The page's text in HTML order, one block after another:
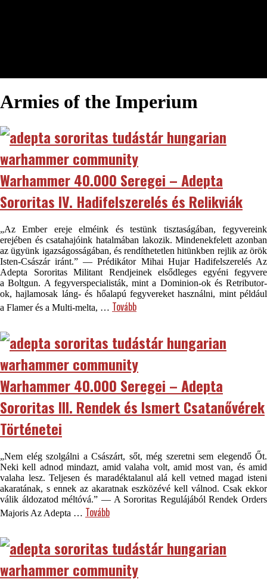
Armies of the Imperium
Warhammer 40.000 Seregei – Adepta
Sororitas IV. Hadifelszerelés és Relikviák
„Az Ember ereje elméink és testünk tisztaságában, fegyvereink
erejében és csatahajóink hatalmában lakozik. Mindenekfelett azonban
az ügyünk igazságosságában, és rendíthetetlen hitünkben rejlik az örök
Isten-Császár iránt.” — Prédikátor Mihai Hujar Hadifelszerelés Az
Adepta Sororitas Militant Rendjeinek elsődleges egyéni fegyvere
a Boltgun. A fegyverspecialisták, mint a Dominion-ok és Retributor-
ok, hajlamosak láng- és hőalapú fegyvereket használni, mint például
a Flamer és a Multi-melta, … Tovább
Warhammer 40.000 Seregei – Adepta
Sororitas III. Rendek és Ismert Csatanővérek
Történetei
„Nem elég szolgálni a Császárt, sőt, még szeretni sem elegendő Őt.
Neki kell adnod mindazt, amid valaha volt, amid most van, és amid
valaha lesz. Teljesen és maradéktalanul alá kell vetned magad isteni
akaratának, s ennek az akaratnak eszközévé kell válnod. Csak ekkor
válik áldozatod méltóvá.” — A Sororitas Regulájából Rendek Orders
Majoris Az Adepta … Tovább